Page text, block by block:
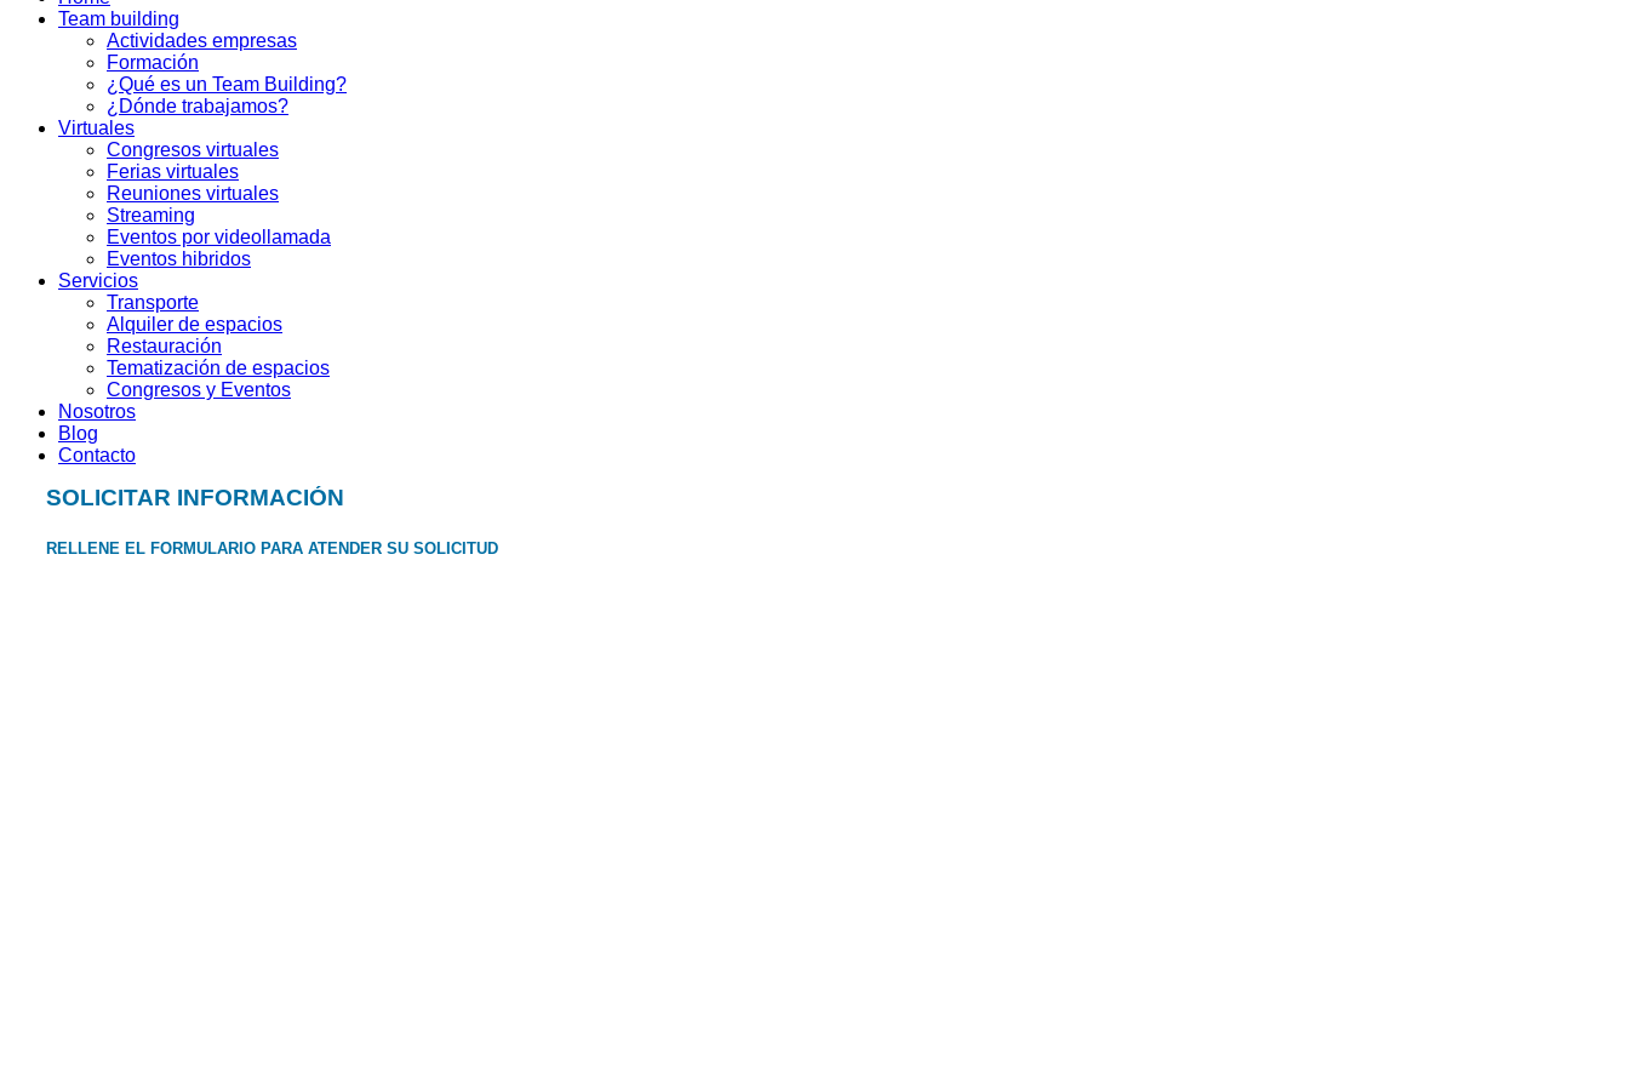
Team building
Actividades empresas
Formación
¿Qué es un Team Building?
¿Dónde trabajamos?
Virtuales
Congresos virtuales
Ferias virtuales
Reuniones virtuales
Streaming
Eventos por videollamada
Eventos hibridos
Servicios
Transporte
Alquiler de espacios
Restauración
Tematización de espacios
Congresos y Eventos
Nosotros
Blog
Contacto
SOLICITAR INFORMACIÓN
RELLENE EL FORMULARIO PARA ATENDER SU SOLICITUD